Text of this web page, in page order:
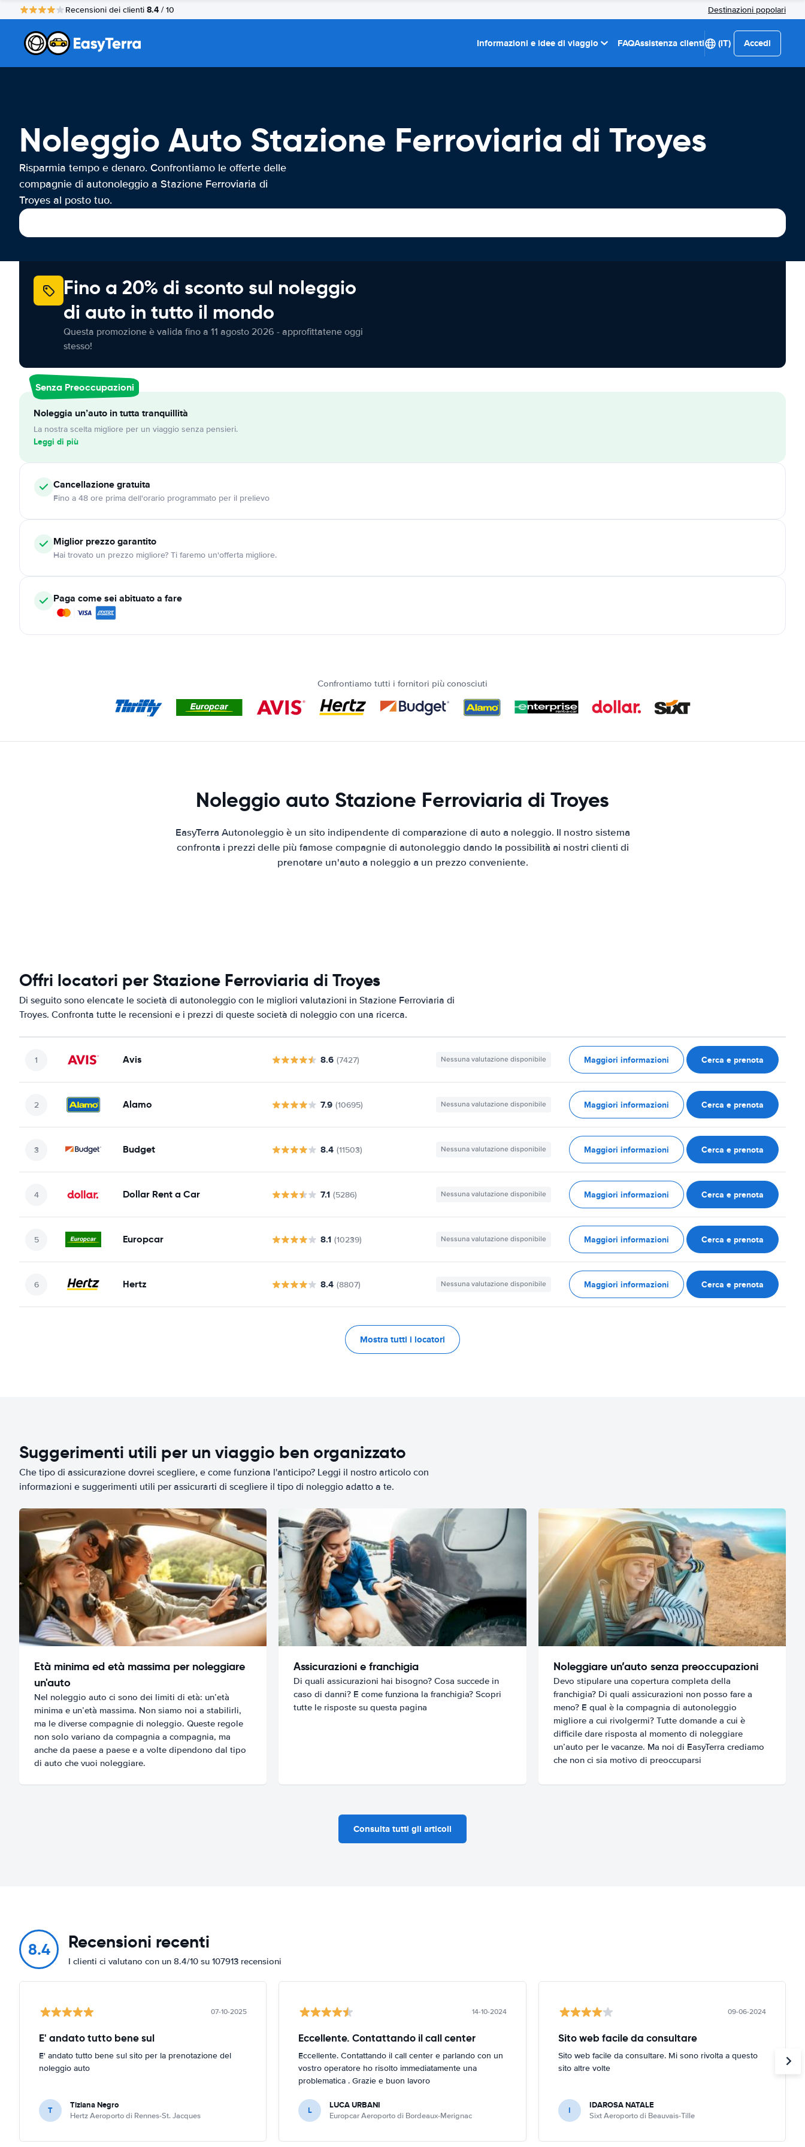
Recensioni dei clienti 8.4 / 10 Destinazioni popolari
Informazioni e idee di viaggio FAQAssistenza clienti (IT) Accedi
Noleggio Auto Stazione Ferroviaria di Troyes
Risparmia tempo e denaro. Confrontiamo le offerte delle
compagnie di autonoleggio a Stazione Ferroviaria di
Troyes al posto tuo.
Fino a 20% di sconto sul noleggio
di auto in tutto il mondo
Questa promozione è valida fino a 11 agosto 2026 - approfittatene oggi
stesso!
Senza Preoccupazioni
Noleggia un’auto in tutta tranquillità
La nostra scelta migliore per un viaggio senza pensieri.
Leggi di più
Cancellazionegratuita
Fino a 48 ore prima dell'orario programmato per il prelievo
Miglior prezzo garantito
Hai trovato un prezzo migliore? Ti faremo un'offerta migliore.
Paga come sei abituato a fare
Confrontiamo tutti i fornitori più conosciuti
Noleggio auto Stazione Ferroviaria di Troyes
EasyTerra Autonoleggio è un sito indipendente di comparazione di auto a noleggio. Il nostro sistema
confronta i prezzi delle più famose compagnie di autonoleggio dando la possibilità ai nostri clienti di
prenotare un'auto a noleggio a un prezzo conveniente.
Offri locatori per Stazione Ferroviaria di Troyes
Di seguito sono elencate le società di autonoleggio con le migliori valutazioni in Stazione Ferroviaria di
Troyes. Confronta tutte le recensioni e i prezzi di queste società di noleggio con una ricerca.
Avis 8.6 (7427) Nessuna valutazione disponibile Maggiori informazioni Cerca e prenota
Alamo 7.9 (10695) Nessuna valutazione disponibile Maggiori informazioni Cerca e prenota
Budget 8.4 (11503) Nessuna valutazione disponibile Maggiori informazioni Cerca e prenota
Dollar Rent a Car 7.1 (5286) Nessuna valutazione disponibile Maggiori informazioni Cerca e prenota
Europcar 8.1 (10239) Nessuna valutazione disponibile Maggiori informazioni Cerca e prenota
Hertz 8.4 (8807) Nessuna valutazione disponibile Maggiori informazioni Cerca e prenota
Mostra tutti i locatori
Suggerimenti utili per un viaggio ben organizzato
Che tipo di assicurazione dovrei scegliere, e come funziona l'anticipo? Leggi il nostro articolo con
informazioni e suggerimenti utili per assicurarti di scegliere il tipo di noleggio adatto a te.
Età minima ed età massima per noleggiare
un'auto
Nel noleggio auto ci sono dei limiti di età: un’età
minima e un’età massima. Non siamo noi a stabilirli,
ma le diverse compagnie di noleggio. Queste regole
non solo variano da compagnia a compagnia, ma
anche da paese a paese e a volte dipendono dal tipo
di auto che vuoi noleggiare.
Assicurazioni e franchigia
Di quali assicurazioni hai bisogno? Cosa succede in
caso di danni? E come funziona la franchigia? Scopri
tutte le risposte su questa pagina
Noleggiare un’auto senza preoccupazioni
Devo stipulare una copertura completa della
franchigia? Di quali assicurazioni non posso fare a
meno? E qual è la compagnia di autonoleggio
migliore a cui rivolgermi? Tutte domande a cui è
difficile dare risposta al momento di noleggiare
un’auto per le vacanze. Ma noi di EasyTerra crediamo
che non ci sia motivo di preoccuparsi
Consulta tutti gli articoli
8.4 Recensioni recenti
I clienti ci valutano con un 8.4/10 su 107913 recensioni
07-10-2025
E' andato tutto bene sul
E' andato tutto bene sul sito per la prenotazione del
noleggio auto
T Tiziana Negro
Hertz Aeroporto di Rennes-St. Jacques
14-10-2024
Eccellente. Contattando il call center
Eccellente. Contattando il call center e parlando con un
vostro operatore ho risolto immediatamente una
problematica . Grazie e buon lavoro
L LUCA URBANI
Europcar Aeroporto di Bordeaux-Merignac
09-06-2024
Sito web facile da consultare
Sito web facile da consultare. Mi sono rivolta a questo
sito altre volte
I IDAROSA NATALE
Sixt Aeroporto di Beauvais-Tille